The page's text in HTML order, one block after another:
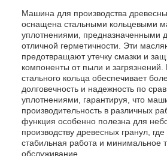
Машина для производства
оснащена стальными кольцевыми
уплотнениями, предназначенными
отличной герметичности. Эти
предотвращают утечку смазки и
компоненты от пыли и загрязнений.
стального кольца обеспечивает
долговечность и надежность по
уплотнениями, гарантируя, что
производительность в различных
функция особенно полезна для
производству древесных гранул,
стабильная работа и минимальное
обслуживание.